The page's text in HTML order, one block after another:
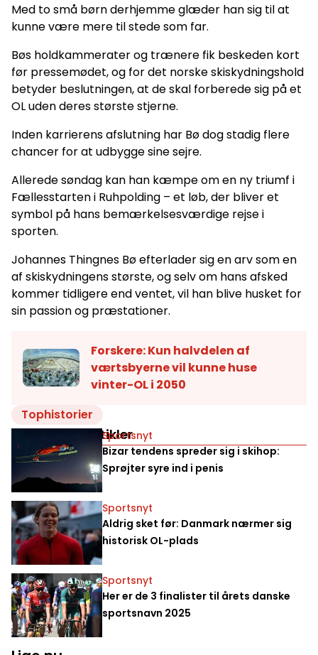
Med to små børn derhjemme glæder han sig til at
kunne være mere til stede som far.
Bøs holdkammerater og trænere fik beskeden kort
før pressemødet, og for det norske skiskydningshold
betyder beslutningen, at de skal forberede sig på et
OL uden deres største stjerne.
Inden karrierens afslutning har Bø dog stadig flere
chancer for at udbygge sine sejre.
Allerede søndag kan han kæmpe om en ny triumf i
Fællesstarten i Ruhpolding – et løb, der bliver et
symbol på hans bemærkelsesværdige rejse i
sporten.
Johannes Thingnes Bø efterlader sig en arv som en
af skiskydningens største, og selv om hans afsked
kommer tidligere end ventet, vil han blive husket for
sin passion og præstationer.
Forskere: Kun halvdelen af
værtsbyerne vil kunne huse
vinter-OL i 2050
Tophistorier
Relaterede artikler
Sportsnyt
Bizar tendens spreder sig i skihop:
Sprøjter syre ind i penis
Sportsnyt
Aldrig sket før: Danmark nærmer sig
historisk OL-plads
Sportsnyt
Her er de 3 finalister til årets danske
sportsnavn 2025